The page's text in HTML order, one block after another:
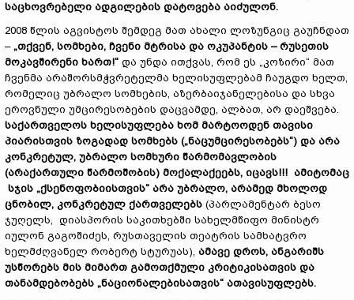
საცხოვრებელი ადგილების დატოვება აიძულონ.
2008 წლის აგვისტოს შემდეგ მათ ახალი ლოზუნგიც გაუჩნდათ
– „თქვენ, სომხები, ჩვენი მტრისა და ოკუპანტის – რუსეთის
მოკავშირენი ხართ!“ და უნდა ითქვას, რომ ეს „კოზირი“ მათ
ჩვენმა არაშორსმჭვრეტელმა ხელისუფლებამ ჩაუგდო ხელთ,
რომელიც უბრალო სომხების, აზერბაიჯანელებისა და სხვა
ეროვნული უმცირესობების დაცვამდე, ალბათ, არ დაეშვება.
საქართველოს ხელისუფლება ხომ მარტოოდენ თავისი
პიარისთვის ზოგადად სომხებს („ნაცუმცირესობებს“) და არა
კონკრეტულ, უბრალო სომხური წარმომავლობის
(არაქართული წარმოშობის) მოქალაქეებს, იცავს!!! ამიტომაც
სჯის „ქსენოფობიისთვის“ არა უბრალო, არამედ მხოლოდ
ცნობილ, კონკრეტულ ქართველებს (პარლამენტარ ბესო
ჯუღელს, დიასპორის საკითხებში სახელმწიფო მინისტრ
იულონ გაგოშიძეს, რუსთაველის თეატრის სამხატვრო
ხელმძღვანელ რობერტ სტურუას), ამავე დროს, ანგარიშს
უსწორებს მის მიმართ გამოთქმული კრიტიკისათვის და
თანამდებობებს „ნაციონალებისათვის“ ათავისუფლებს.